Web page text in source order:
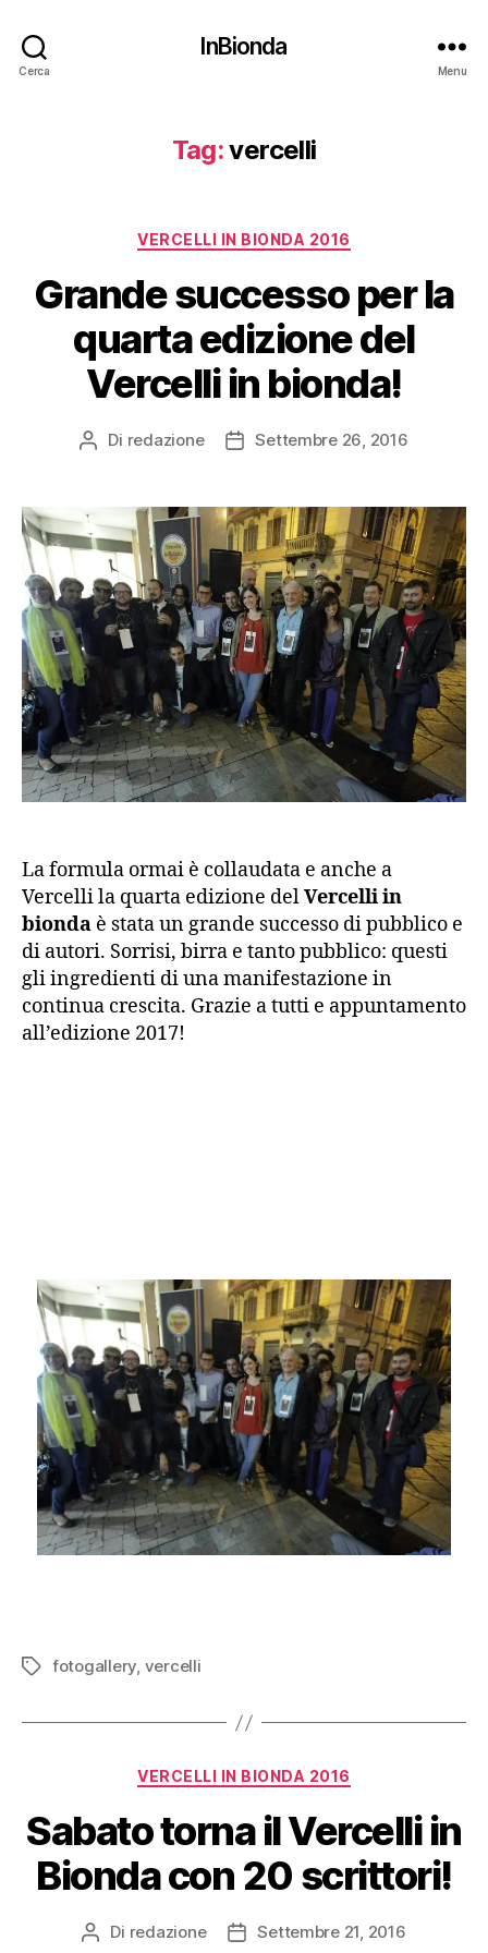
Cerca
InBionda
Menu
Tag:vercelli
Categorie
VERCELLI IN BIONDA 2016
Grande successo per la
quarta edizione del
Vercelli in bionda!
Autore
Di redazione
DataSettembre 26, 2016
La formula ormai è collaudata e anche a
Vercelli la quarta edizione delVercelli in
bionda è stata un grande successo di pubblico e
di autori. Sorrisi, birra e tanto pubblico: questi
gli ingredienti di una manifestazione in
continua crescita. Grazie a tutti e appuntamento
all’edizione 2017!
Tag fotogallery, vercelli
Categorie
VERCELLI IN BIONDA 2016
Sabato torna il Vercelli in
Bionda con 20 scrittori!
Autore
Di redazione
DataSettembre 21, 2016